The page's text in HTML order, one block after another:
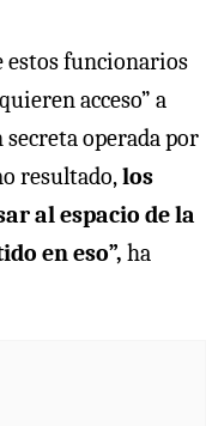
estos funcionarios
acceso” a
operada por
resultado,los
al espacio de la
en eso”, ha